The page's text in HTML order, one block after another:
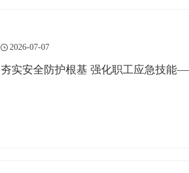
2026-07-07
夯实安全防护根基 强化职工应急技能